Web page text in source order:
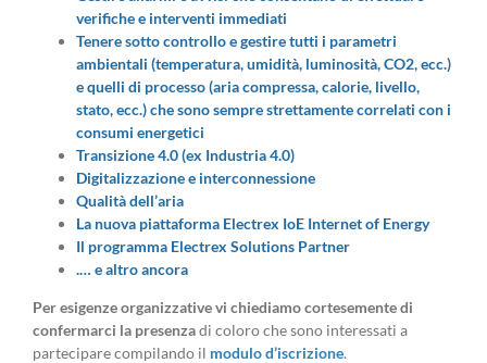
verifiche e interventi immediati
Tenere sotto controllo e gestire tutti i parametri
ambientali (temperatura, umidità, luminosità, CO2, ecc.)
e quelli di processo (aria compressa, calorie, livello,
stato, ecc.) che sono sempre strettamente correlati con i
consumi energetici
Transizione 4.0 (ex Industria 4.0)
Digitalizzazione e interconnessione
Qualità dell’aria
La nuova piattaforma Electrex IoE Internet of Energy
Il programma Electrex Solutions Partner
.… e altro ancora
Per esigenze organizzative vi chiediamo cortesemente di
confermarci la presenzadi coloro che sono interessati a
partecipare compilando il modulo d’iscrizione.